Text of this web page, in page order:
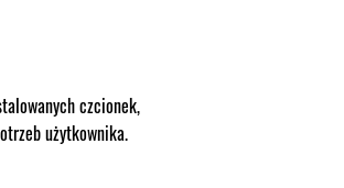
czcionek,
użytkownika.